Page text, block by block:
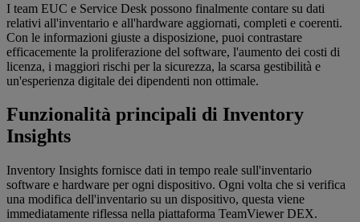
I team EUC e Service Desk possono finalmente contare su dati
relativi all'inventario e all'hardware aggiornati, completi e coerenti.
Con le informazioni giuste a disposizione, puoi contrastare
efficacemente la proliferazione del software, l'aumento dei costi di
licenza, i maggiori rischi per la sicurezza, la scarsa gestibilità e
un'esperienza digitale dei dipendenti non ottimale.
Funzionalità principali di Inventory
Insights
Inventory Insights fornisce dati in tempo reale sull'inventario
software e hardware per ogni dispositivo. Ogni volta che si verifica
una modifica dell'inventario su un dispositivo, questa viene
immediatamente riflessa nella piattaforma TeamViewer DEX.